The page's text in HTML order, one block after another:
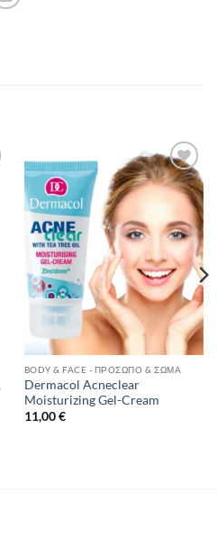
Add to
Wishlist
BODY & FACE - ΠΡΌΣΩΠΟ & ΣΏΜΑ
Dermacol Acneclear
Moisturizing Gel-Cream
11,00€